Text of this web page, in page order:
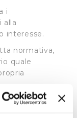
i
alla
interesse.
normativa,
quale
Idrica
i propri